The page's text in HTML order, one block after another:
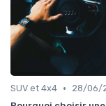
SUV et 4x4 •
28/06/